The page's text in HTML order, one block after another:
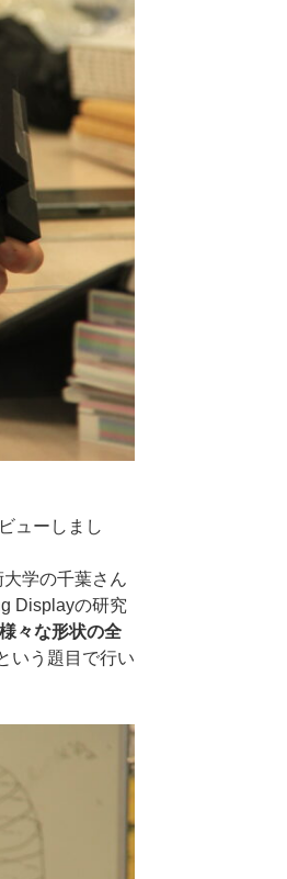
ューしまし
学の千葉さん
Displayの研究
様々な形状の全
いう題目で行い